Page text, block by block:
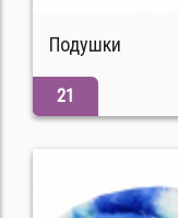
Подушки
21